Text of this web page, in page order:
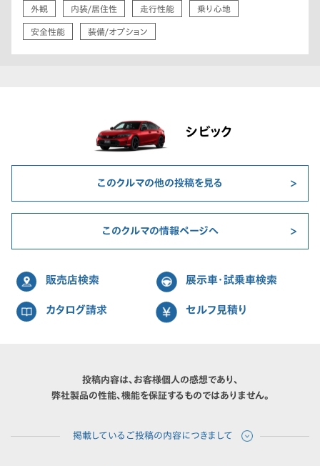
外観 内装/居住性 走行性能 乗り心地
安全性能 装備/オプション
シビック
このクルマの他の投稿を見る
このクルマの情報ページへ
販売店検索 展示車・試乗車検索
カタログ請求 セルフ見積り
投稿内容は、お客様個人の感想であり、
弊社製品の性能、機能を保証するものではありません。